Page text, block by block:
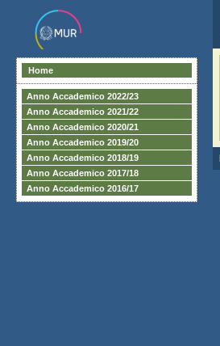
Home
Anno Accademico 2022/23
Anno Accademico 2021/22
Anno Accademico 2020/21
Anno Accademico 2019/20
Anno Accademico 2018/19
Anno Accademico 2017/18
Anno Accademico 2016/17